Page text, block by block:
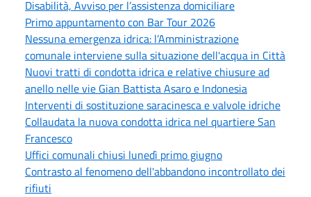
Disabilità, Avviso per l’assistenza domiciliare
Primo appuntamento con Bar Tour 2026
Nessuna emergenza idrica: l’Amministrazione
comunale interviene sulla situazione dell'acqua in Città
Nuovi tratti di condotta idrica e relative chiusure ad
anello nelle vie Gian Battista Asaro e Indonesia
Interventi di sostituzione saracinesca e valvole idriche
Collaudata la nuova condotta idrica nel quartiere San
Francesco
Uffici comunali chiusi lunedì primo giugno
Contrasto al fenomeno dell'abbandono incontrollato dei
rifiuti